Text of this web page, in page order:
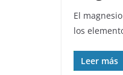
El
los
Leer más